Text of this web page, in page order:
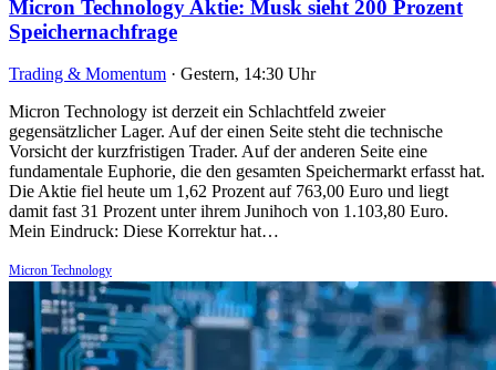
Micron Technology Aktie: Musk sieht 200 Prozent
Speichernachfrage
Trading & Momentum · Gestern, 14:30 Uhr
Micron Technology ist derzeit ein Schlachtfeld zweier
gegensätzlicher Lager. Auf der einen Seite steht die technische
Vorsicht der kurzfristigen Trader. Auf der anderen Seite eine
fundamentale Euphorie, die den gesamten Speichermarkt erfasst hat.
Die Aktie fiel heute um 1,62 Prozent auf 763,00 Euro und liegt
damit fast 31 Prozent unter ihrem Junihoch von 1.103,80 Euro.
Mein Eindruck: Diese Korrektur hat…
Micron Technology